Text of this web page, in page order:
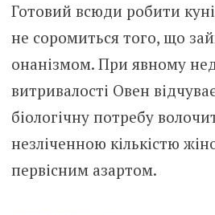
Готовий всюди робити
не соромиться того, що
онанізмом. При явному
витривалості Овен
біологічну потребу
незліченною кількістю
первісним азартом.